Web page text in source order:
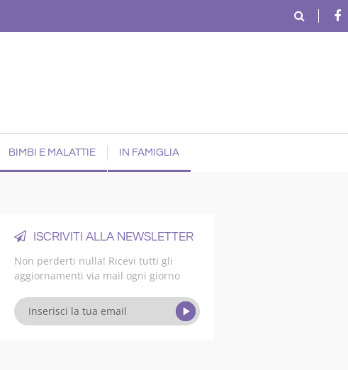
BIMBI E MALATTIE IN FAMIGLIA
ISCRIVITI ALLA NEWSLETTER
Non perderti nulla! Ricevi tutti gli
aggiornamenti via mail ogni giorno